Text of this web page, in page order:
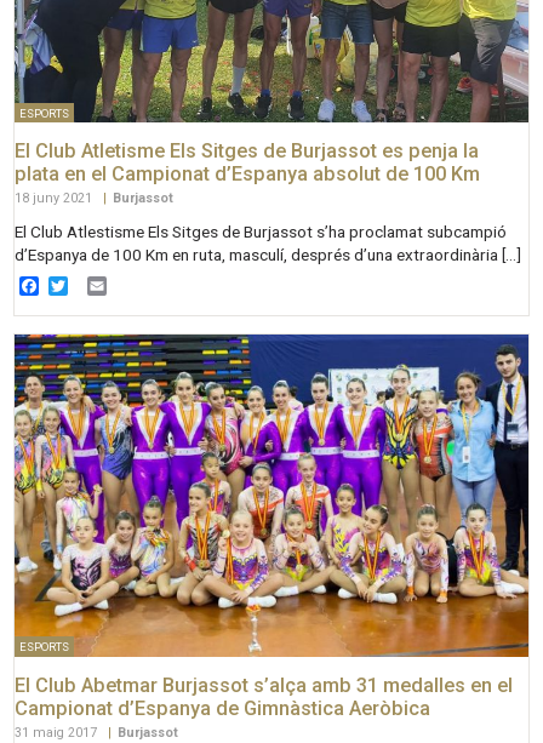
ESPORTS
El Club Atletisme Els Sitges de Burjassot es penja la
plata en el Campionat d’Espanya absolut de 100 Km
18 juny 2021 Burjassot
El Club Atlestisme Els Sitges de Burjassot s’ha proclamat subcampió
d’Espanya de 100 Km en ruta, masculí, després d’una extraordinària […]
Facebook
Twitter
ESPORTS
El Club Abetmar Burjassot s’alça amb 31 medalles en el
Campionat d’Espanya de Gimnàstica Aeròbica
31 maig 2017 | Burjassot